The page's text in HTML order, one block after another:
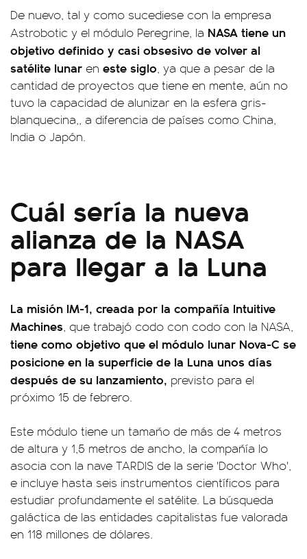
De nuevo, tal y como sucediese con la empresa
Astrobotic y el módulo Peregrine, la NASA tiene un
objetivo definido y casi obsesivo de volver al
satélite lunar en este siglo, ya que a pesar de la
cantidad de proyectos que tiene en mente, aún no
tuvo la capacidad de alunizar en la esfera gris-
blanquecina,, a diferencia de países como China,
India o Japón.
Cuál sería la nueva
alianza de la NASA
para llegar a la Luna
La misión IM-1, creada por la compañía Intuitive
Machines, que trabajó codo con codo con la NASA,
tiene como objetivo que el módulo lunar Nova-C se
posicione en la superficie de la Luna unos días
después de su lanzamiento, previsto para el
próximo 15 de febrero.
Este módulo tiene un tamaño de más de 4 metros
de altura y 1,5 metros de ancho, la compañía lo
asocia con la nave TARDIS de la serie 'Doctor Who',
e incluye hasta seis instrumentos científicos para
estudiar profundamente el satélite. La búsqueda
galáctica de las entidades capitalistas fue valorada
en 118 millones de dólares.